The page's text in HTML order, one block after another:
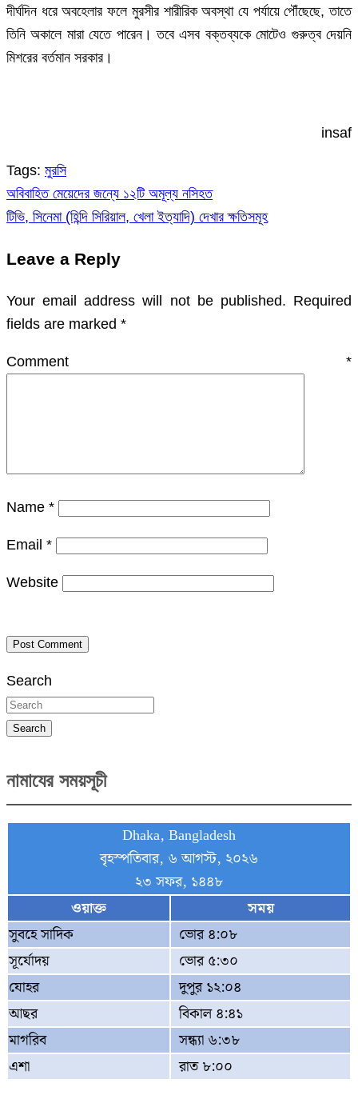
দীর্ঘদিন ধরে অবহেলার ফলে মুরসীর শারীরিক অবস্থা যে পর্যায়ে পৌঁছেছে, তাতে
তিনি অকালে মারা যেতে পারেন। তবে এসব বক্তব্যকে মোটেও গুরুত্ব দেয়নি
মিশরের বর্তমান সরকার।
insaf
Tags: মুরসি
Post
navigation
অবিবাহিত মেয়েদের জন্যে ১২টি অমূল্য নসিহত
টিভি, সিনেমা (হিন্দি সিরিয়াল, খেলা ইত্যাদি) দেখার ক্ষতিসমূহ
Leave a Reply
Your email address will not be published. Required
fields are marked *
Comment *
Name *
Email *
Website
Search
Search
নামাযের সময়সূচী
Dhaka, Bangladesh
বৃহস্পতিবার, ৬ আগস্ট, ২০২৬
২৩ সফর, ১৪৪৮
ওয়াক্ত
সময়
সুবহে সাদিক
ভোর ৪:০৮
সূর্যোদয়
ভোর ৫:৩০
যোহর
দুপুর ১২:০৪
আছর
বিকাল ৪:৪১
মাগরিব
সন্ধ্যা ৬:৩৮
এশা
রাত ৮:০০